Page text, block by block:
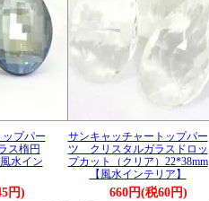
プパー
ス楕円
水イン
円)
サンキャッチャートップパー
ツ クリスタルガラスドロッ
プカット（クリア）22*38mm
【風水インテリア】
660円(税60円)